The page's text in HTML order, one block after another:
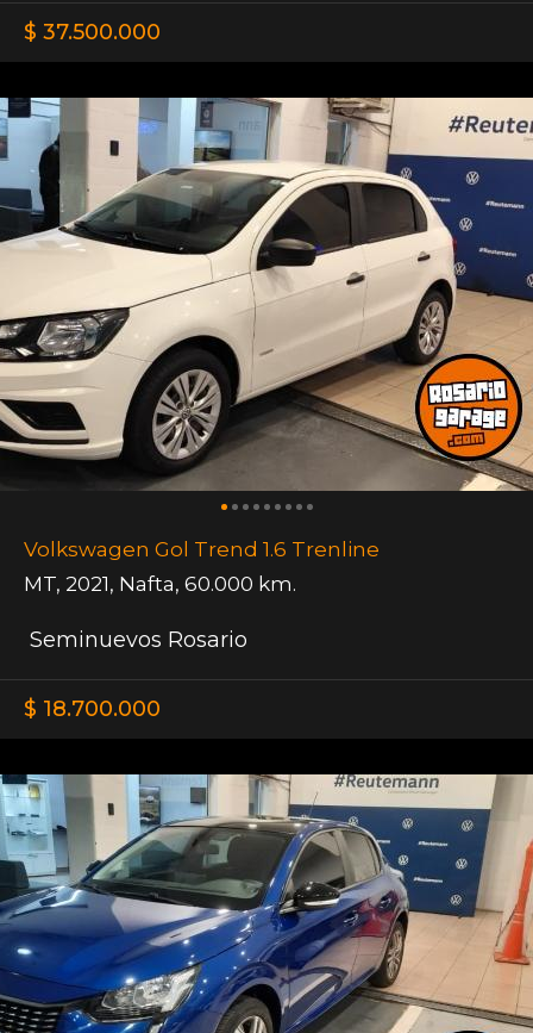
$ 37.500.000
Volkswagen Gol Trend 1.6 Trenline
MT, 2021, Nafta, 60.000 km.
Seminuevos Rosario
$ 18.700.000